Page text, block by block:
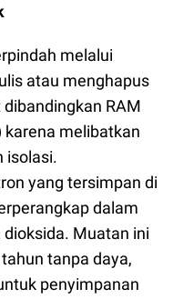
melalui
atau menghapus
RAM
melibatkan
isolasi.
yang tersimpan di
dalam
Muatan ini
tanpa daya,
penyimpanan